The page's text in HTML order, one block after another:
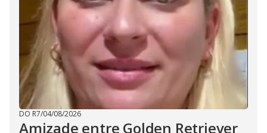
DO R7/04/08/2026
Amizade entre Golden Retriever